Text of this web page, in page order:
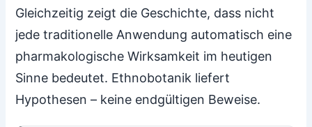
Gleichzeitig zeigt die Geschichte, dass nicht
jede traditionelle Anwendung automatisch eine
pharmakologische Wirksamkeit im heutigen
Sinne bedeutet. Ethnobotanik liefert
Hypothesen – keine endgültigen Beweise.